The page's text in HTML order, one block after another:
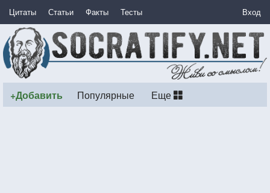
Цитаты Статьи Факты Тесты Вход
+Добавить Популярные Еще